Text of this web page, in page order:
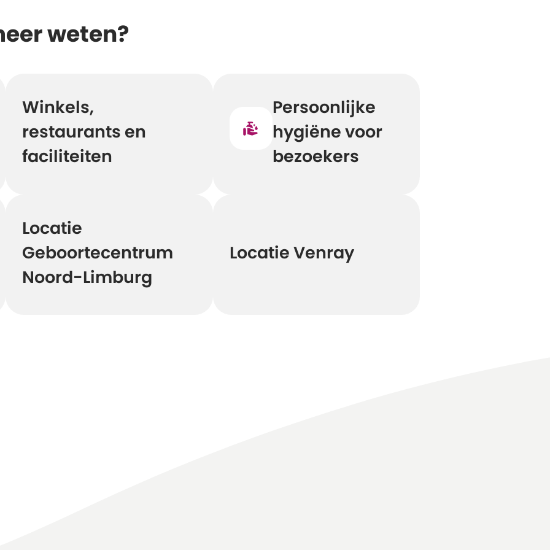
weten?
Winkels,
restaurants en
faciliteiten
Persoonlijke
hygiëne voor
bezoekers
Locatie
Geboortecentrum
Noord-Limburg
Locatie Venray